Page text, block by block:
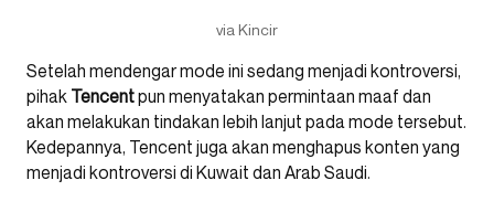
via Kincir
Setelah mendengar mode ini sedang menjadi kontroversi,
pihak Tencentpun menyatakan permintaan maaf dan
akan melakukan tindakan lebih lanjut pada mode tersebut.
Kedepannya, Tencent juga akan menghapus konten yang
menjadi kontroversi di Kuwait dan Arab Saudi.